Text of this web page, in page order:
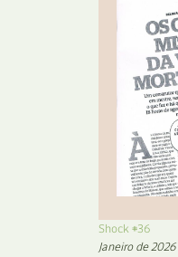
Shock #36
Janeiro de 2026